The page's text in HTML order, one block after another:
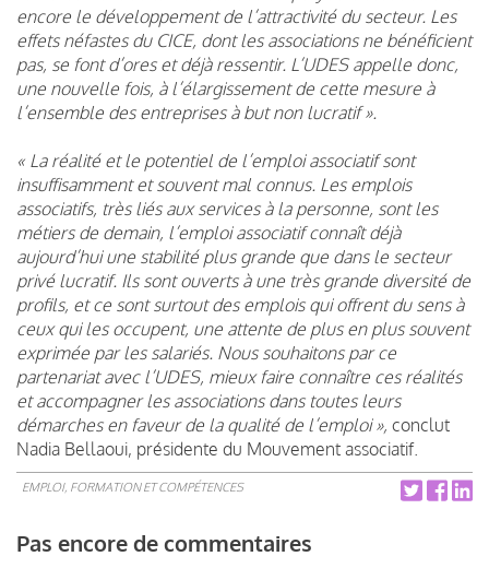
encore le développement de l’attractivité du secteur. Les
effets néfastes du CICE, dont les associations ne bénéficient
pas, se font d’ores et déjà ressentir. L’UDES appelle donc,
une nouvelle fois, à l’élargissement de cette mesure à
l’ensemble des entreprises à but non lucratif ».
« La réalité et le potentiel de l’emploi associatif sont
insuffisamment et souvent mal connus. Les emplois
associatifs, très liés aux services à la personne, sont les
métiers de demain, l’emploi associatif connaît déjà
aujourd’hui une stabilité plus grande que dans le secteur
privé lucratif. Ils sont ouverts à une très grande diversité de
profils, et ce sont surtout des emplois qui offrent du sens à
ceux qui les occupent, une attente de plus en plus souvent
exprimée par les salariés. Nous souhaitons par ce
partenariat avec l’UDES, mieux faire connaître ces réalités
et accompagner les associations dans toutes leurs
démarches en faveur de la qualité de l’emploi », conclut
Nadia Bellaoui, présidente du Mouvement associatif.
EMPLOI, FORMATION ET COMPÉTENCES
Pas encore de commentaires